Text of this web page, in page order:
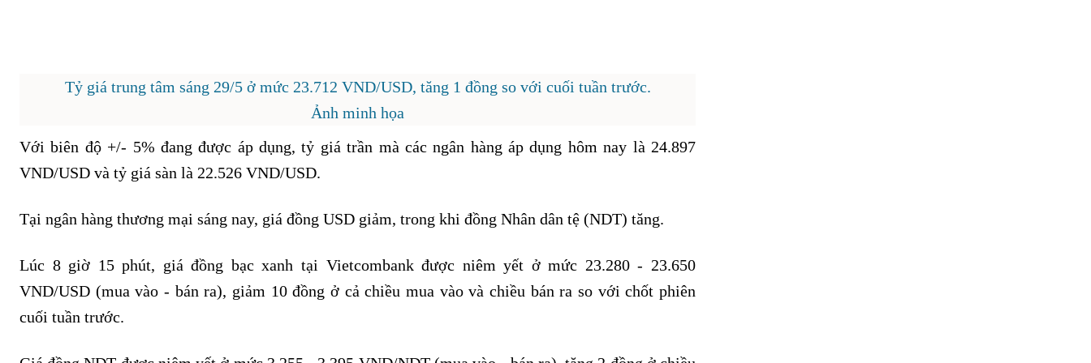
Tỷ giá trung tâm sáng 29/5 ở mức 23.712 VND/USD, tăng 1 đồng so với cuối tuần trước.
Ảnh minh họa
Với biên độ +/- 5% đang được áp dụng, tỷ giá trần mà các ngân hàng áp dụng hôm nay là 24.897
VND/USD và tỷ giá sàn là 22.526 VND/USD.
Tại ngân hàng thương mại sáng nay, giá đồng USD giảm, trong khi đồng Nhân dân tệ (NDT) tăng.
Lúc 8 giờ 15 phút, giá đồng bạc xanh tại Vietcombank được niêm yết ở mức 23.280 - 23.650
VND/USD (mua vào - bán ra), giảm 10 đồng ở cả chiều mua vào và chiều bán ra so với chốt phiên
cuối tuần trước.